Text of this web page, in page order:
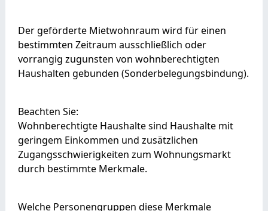
Der geförderte Mietwohnraum wird für einen
bestimmten Zeitraum ausschließlich oder
vorrangig zugunsten von wohnberechtigten
Haushalten gebunden (Sonderbelegungsbindung).
Beachten Sie:
Wohnberechtigte Haushalte sind Haushalte mit
geringem Einkommen und zusätzlichen
Zugangsschwierigkeiten zum Wohnungsmarkt
durch bestimmte Merkmale.
Welche Personengruppen diese Merkmale